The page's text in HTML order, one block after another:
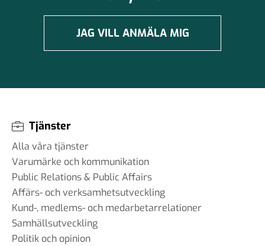
JAG VILL ANMÄLA MIG
Tjänster
Alla våra tjänster
Varumärke och kommunikation
Public Relations & Public Affairs
Affärs- och verksamhetsutveckling
Kund-, medlems- och medarbetarrelationer
Samhällsutveckling
Politik och opinion